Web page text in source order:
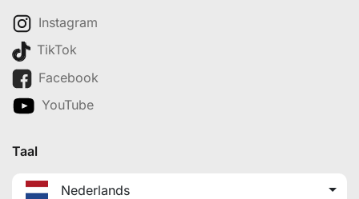
Instagram
TikTok
Facebook
YouTube
Taal
Nederlands